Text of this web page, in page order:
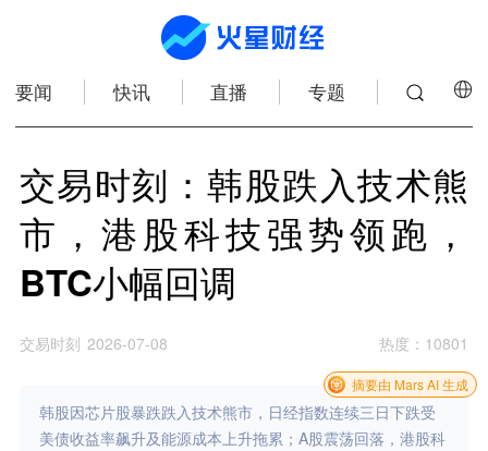
要闻 快讯 直播 专题
交易时刻：韩股跌入技术熊
市，港股科技强势领跑，
BTC小幅回调
交易时刻 2026-07-08 热度 ： 10801
韩股因芯片股暴跌跌入技术熊市，日经指数连续三日下跌受
美债收益率飙升及能源成本上升拖累；A股震荡回落，港股科
摘要由 Mars AI 生成